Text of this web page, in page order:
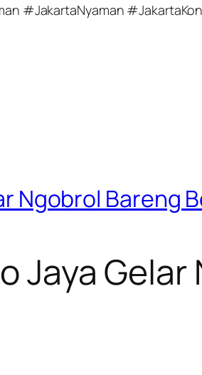
#JakartaNyaman
Ngobrol Bareng
Jaya Gelar